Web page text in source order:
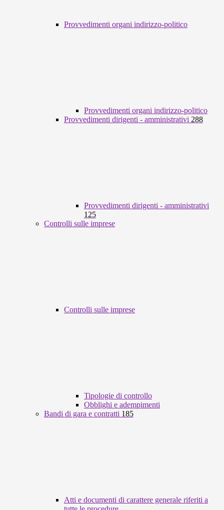
Provvedimenti organi indirizzo-politico
Provvedimenti organi indirizzo-politico
Provvedimenti dirigenti - amministrativi 288
Provvedimenti dirigenti - amministrativi
125
Controlli sulle imprese
Controlli sulle imprese
Tipologie di controllo
Obblighi e adempimenti
Bandi di gara e contratti 185
Atti e documenti di carattere generale riferiti a